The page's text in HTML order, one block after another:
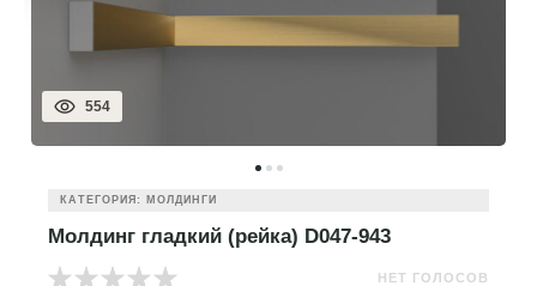
554
КАТЕГОРИЯ: МОЛДИНГИ
Молдинг гладкий (рейка) D047-943
НЕТ ГОЛОСОВ